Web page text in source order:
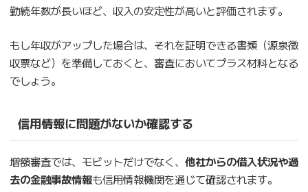
勤続年数が長いほど、収入の安定性が高いと評価されます。
もし年収がアップした場合は、それを証明できる書類（源泉徴
収票など）を準備しておくと、審査においてプラス材料となる
でしょう。
信用情報に問題がないか確認する
増額審査では、モビットだけでなく、 他社からの借入状況や過
去の金融事故情報も信用情報機関を通じて確認されます。